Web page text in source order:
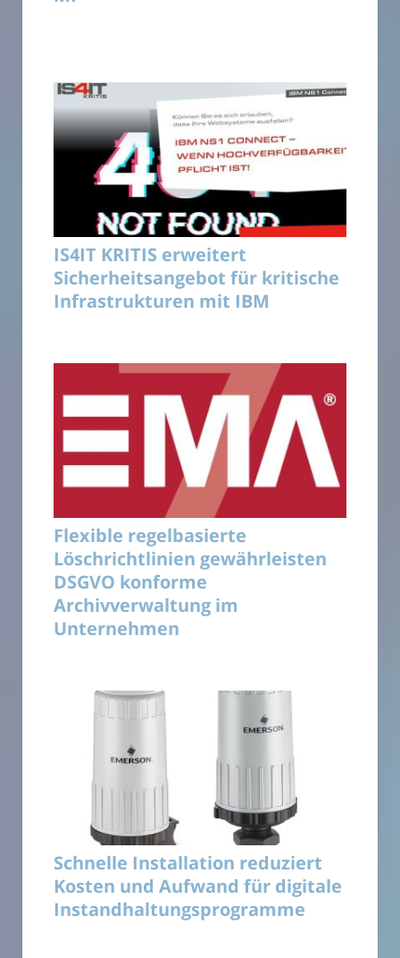
IS4IT KRITIS erweitert
Sicherheitsangebot für kritische
Infrastrukturen mit IBM
Flexible regelbasierte
Löschrichtlinien gewährleisten
DSGVO konforme
Archivverwaltung im
Unternehmen
Schnelle Installation reduziert
Kosten und Aufwand für digitale
Instandhaltungsprogramme